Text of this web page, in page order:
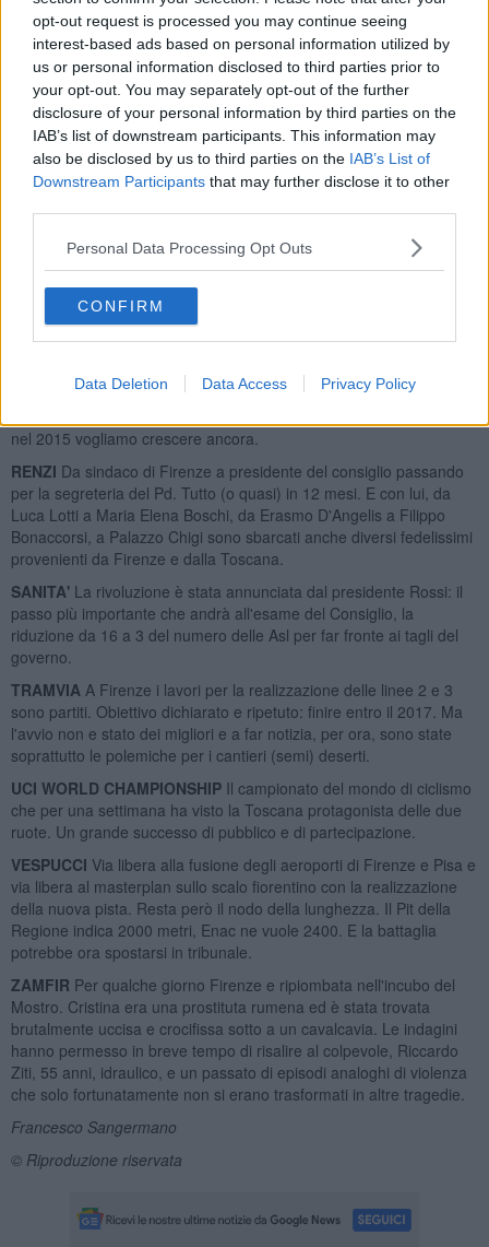
opt-out request is processed you may continue seeing
interest-based ads based on personal information utilized by
us or personal information disclosed to third parties prior to
your opt-out. You may separately opt-out of the further
disclosure of your personal information by third parties on the
IAB’s list of downstream participants. This information may
also be disclosed by us to third parties on the IAB’s List of
Downstream Participants that may further disclose it to other
Personal Data Processing Opt Outs
CONFIRM
Data Deletion Data Access Privacy Policy
NOGARIN Ha dato i natali al Pci, è da sempre considerata la citta
rossa per antonomasia eppure alle ultime elezioni comunali Livorno
ha decretato la prima storica sconfitta del centrosinistra eleggendo
sindaco l'esponente del Movimento 5 Stelle. In quello che, con
Parma, e stato il più eclatante risultato politico di Beppe Grillo.
OLIOLa “mosca” ha compromesso quasi completamente il
raccolto dell'anno. E per una regione che fornisce uno degli oli più
buoni d'Italia e stato un altro, durissimo colpo al settore agricolo.
elezioni regionali del prossimo anno, non è ancora stato sciolto
nonostante il governatore uscente sia stato investito della
ricandidatura direttamente da Renzi. I civatiani gli vorrebbero
candidare contro Luciano Modica ma devono trovare le firme.
All'assemblea regionale (rimandata a inizio gennaio) l'ultima parola.
Piccola parentesi autoreferenziale. Il nostro network nel
2014 si è letteralmente moltiplicato arrivando a diciotto siti internet
nel 2015 vogliamo crescere ancora.
RENZI Da sindaco di Firenze a presidente del consiglio passando
per la segreteria del Pd. Tutto (o quasi) in 12 mesi. E con lui, da
Luca Lotti a Maria Elena Boschi, da Erasmo D'Angelis a Filippo
Bonaccorsi, a Palazzo Chigi sono sbarcati anche diversi fedelissimi
provenienti da Firenze e dalla Toscana.
SANITA' La rivoluzione è stata annunciata dal presidente Rossi: il
passo più importante che andrà all'esame del Consiglio, la
riduzione da 16 a 3 del numero delle Asl per far fronte ai tagli del
governo.
TRAMVIA A Firenze i lavori per la realizzazione delle linee 2 e 3
sono partiti. Obiettivo dichiarato e ripetuto: finire entro il 2017. Ma
l'avvio non e stato dei migliori e a far notizia, per ora, sono state
soprattutto le polemiche per i cantieri (semi) deserti.
UCI WORLD CHAMPIONSHIPIl campionato del mondo di ciclismo
che per una settimana ha visto la Toscana protagonista delle due
ruote. Un grande successo di pubblico e di partecipazione.
VESPUCCI Via libera alla fusione degli aeroporti di Firenze e Pisa e
via libera al masterplan sullo scalo fiorentino con la realizzazione
della nuova pista. Resta però il nodo della lunghezza. Il Pit della
Regione indica 2000 metri, Enac ne vuole 2400. E la battaglia
potrebbe ora spostarsi in tribunale.
ZAMFIR Per qualche giorno Firenze e ripiombata nell'incubo del
Mostro. Cristina era una prostituta rumena ed è stata trovata
brutalmente uccisa e crocifissa sotto a un cavalcavia. Le indagini
hanno permesso in breve tempo di risalire al colpevole, Riccardo
Ziti, 55 anni, idraulico, e un passato di episodi analoghi di violenza
che solo fortunatamente non si erano trasformati in altre tragedie.
Francesco Sangermano
© Riproduzione riservata